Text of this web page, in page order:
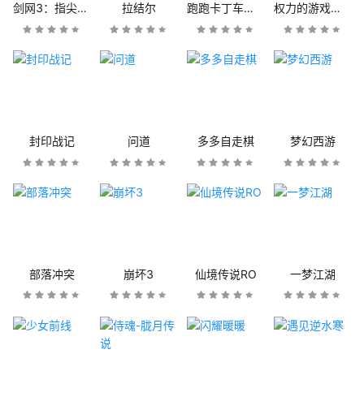
剑网3：指尖江湖 拉结尔 跑跑卡丁车官方竞速版 权力的游戏：凛冬将至
封印战记 问道 多多自走棋 梦幻西游
部落冲突 崩坏3 仙境传说RO 一梦江湖